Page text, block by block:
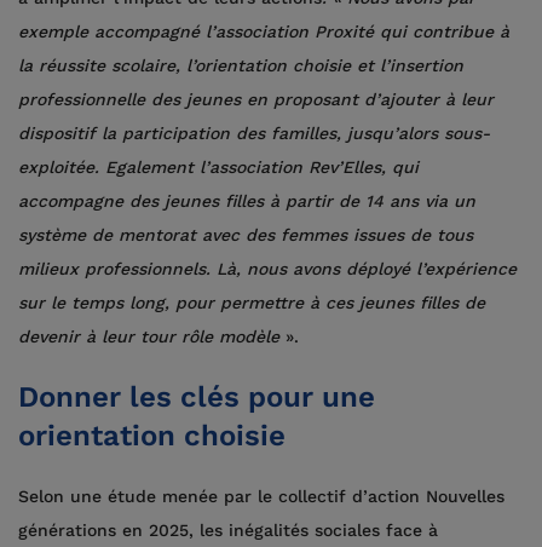
exemple accompagné l’association Proxité qui contribue à
la réussite scolaire, l’orientation choisie et l’insertion
professionnelle des jeunes en proposant d’ajouter à leur
dispositif la participation des familles, jusqu’alors sous-
exploitée. Egalement l’association Rev’Elles, qui
accompagne des jeunes filles à partir de 14 ans via un
système de mentorat avec des femmes issues de tous
milieux professionnels. Là, nous avons déployé l’expérience
sur le temps long, pour permettre à ces jeunes filles de
devenir à leur tour rôle modèle».
Donner les clés pour une
orientation choisie
Selon une étude menée par le collectif d’action Nouvelles
générations en 2025, les inégalités sociales face à